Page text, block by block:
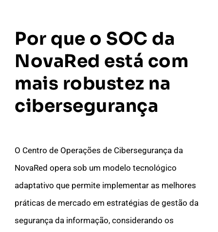
Por que o SOC da
NovaRed está com
mais robustez na
cibersegurança
O Centro de Operações de Cibersegurança da
NovaRed opera sob um modelo tecnológico
adaptativo que permite implementar as melhores
práticas de mercado em estratégias de gestão da
segurança da informação, considerando os